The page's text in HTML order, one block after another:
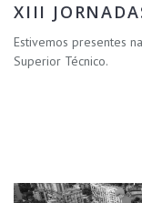
XIII
Estivemos presentes
Superior Técnico.